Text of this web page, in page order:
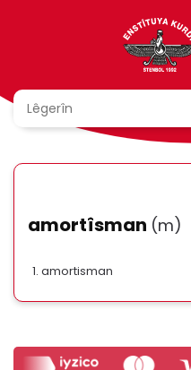
amortîsman (m)
amortisman